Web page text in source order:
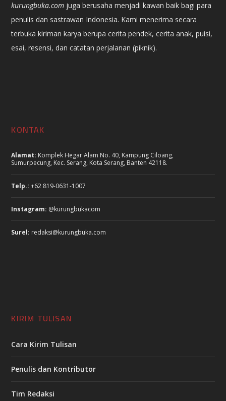
kurungbuka.com juga berusaha menjadi kawan baik bagi para
penulis dan sastrawan Indonesia. Kami menerima secara
terbuka kiriman karya berupa cerita pendek, cerita anak, puisi,
esai, resensi, dan catatan perjalanan (piknik).
KONTAK
Alamat: Komplek Hegar Alam No. 40, Kampung Ciloang,
Sumurpecung, Kec. Serang, Kota Serang, Banten 42118.
Telp.: +62 819-0631-1007
Instagram: @kurungbukacom
Surel: redaksi@kurungbuka.com
KIRIM TULISAN
Cara Kirim Tulisan
Penulis dan Kontributor
Tim Redaksi